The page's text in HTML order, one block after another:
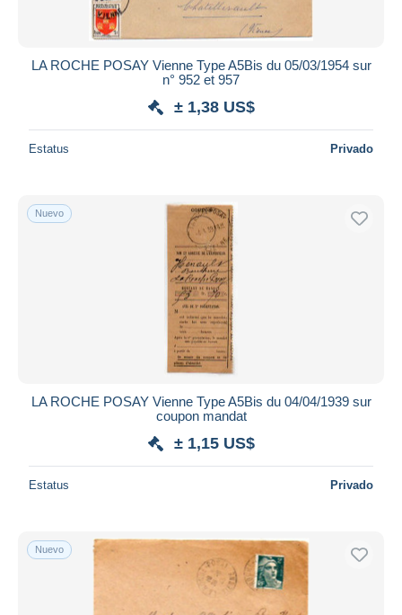
LA ROCHE POSAY Vienne Type A5Bis du 05/03/1954 sur
n° 952 et 957
± 1,38 US$
Estatus Privado
Nuevo
LA ROCHE POSAY Vienne Type A5Bis du 04/04/1939 sur
coupon mandat
± 1,15 US$
Estatus Privado
Nuevo